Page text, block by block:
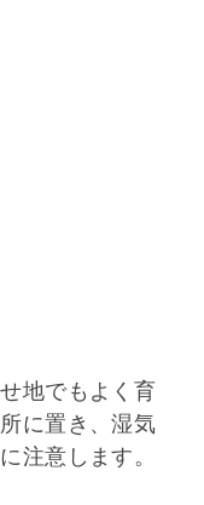
地でもよく育
に置き、湿気
注意します。